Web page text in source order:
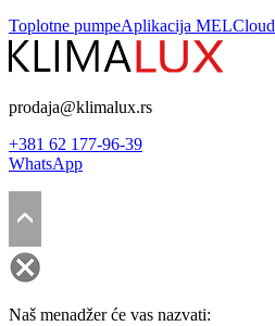
Toplotne pumpeAplikacija MELCloud
prodaja@klimalux.rs
+381 62 177-96-39
WhatsApp
Naš menadžer će vas nazvati: